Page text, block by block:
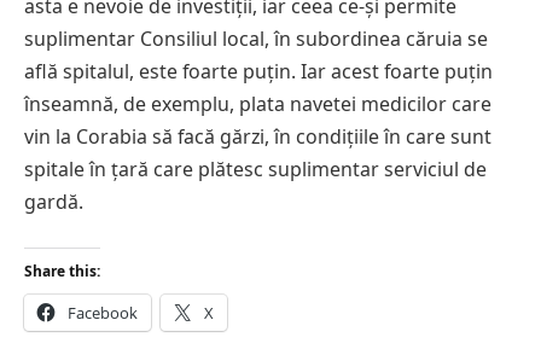
asta e nevoie de investiții, iar ceea ce-și permite
suplimentar Consiliul local, în subordinea căruia se
află spitalul, este foarte puțin. Iar acest foarte puțin
înseamnă, de exemplu, plata navetei medicilor care
vin la Corabia să facă gărzi, în condițiile în care sunt
spitale în țară care plătesc suplimentar serviciul de
gardă.
Share this:
Facebook X